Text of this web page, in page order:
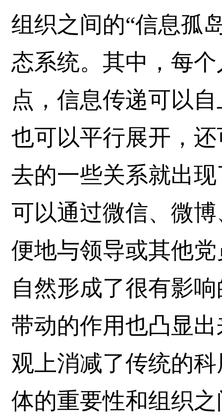
组织之间的“信息孤
态系统。其中，每
点，信息传递可以
也可以平行展开，
去的一些关系就出
可以通过微信、微
便地与领导或其他
自然形成了很有影
带动的作用也凸显
观上消减了传统的
体的重要性和组织